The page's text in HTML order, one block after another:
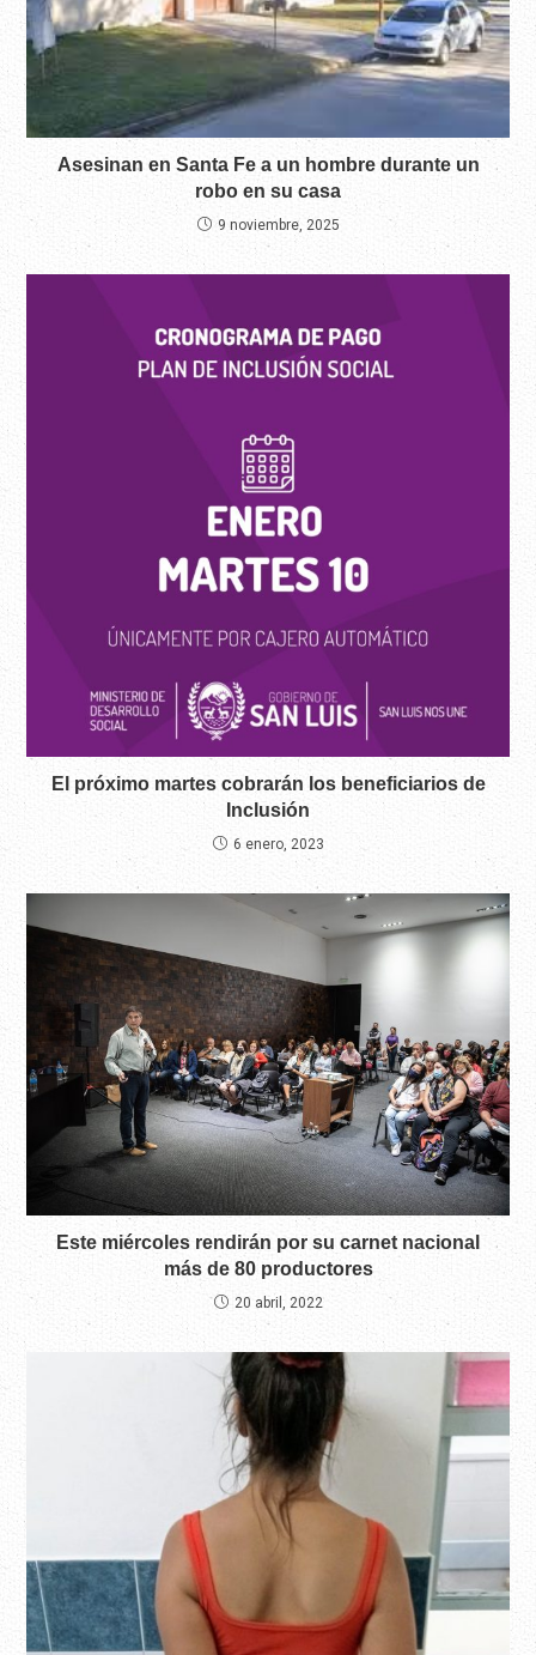
Asesinan en Santa Fe a un hombre durante un
robo en su casa
9 noviembre, 2025
El próximo martes cobrarán los beneficiarios de
Inclusión
6 enero, 2023
Este miércoles rendirán por su carnet nacional
más de 80 productores
20 abril, 2022